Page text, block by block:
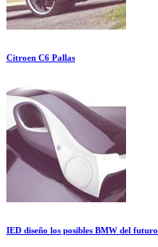
Citroen C6 Pallas
IED diseño los posibles BMW del futuro